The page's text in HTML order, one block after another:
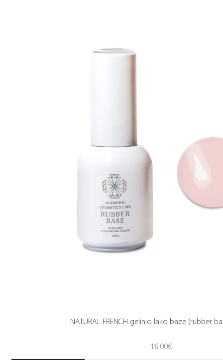
NATURAL FRENCH gelinio lako bazė (rubber
16.00€